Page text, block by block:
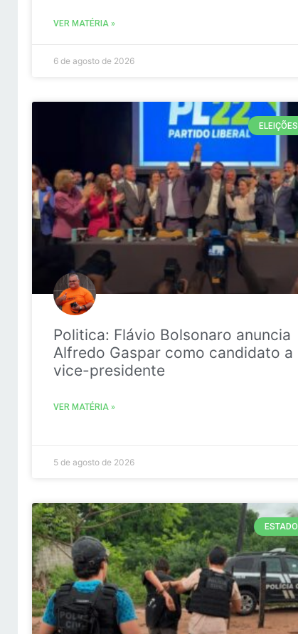
VER MATÉRIA »
6 de agosto de 2026
ELEIÇÕES
Politica: Flávio Bolsonaro anuncia
Alfredo Gaspar como candidato a
vice-presidente
VER MATÉRIA »
5 de agosto de 2026
ESTADO